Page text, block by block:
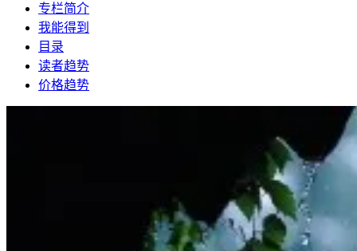
专栏简介
我能得到
目录
读者趋势
价格趋势